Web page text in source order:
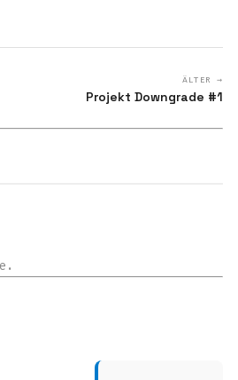
ÄLTER →
Projekt Downgrade #1